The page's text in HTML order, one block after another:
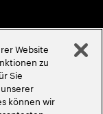
Website
zu
Sie
können wir